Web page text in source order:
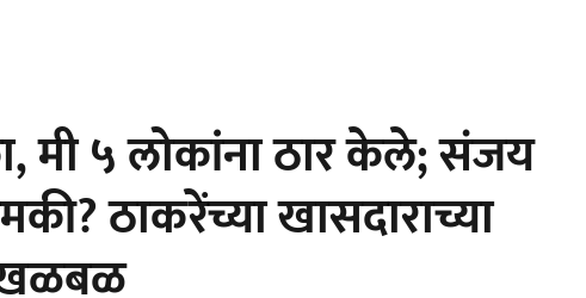
मी ५ लोकांना ठार केले; संजय
ठाकरेंच्या खासदाराच्या
खळबळ